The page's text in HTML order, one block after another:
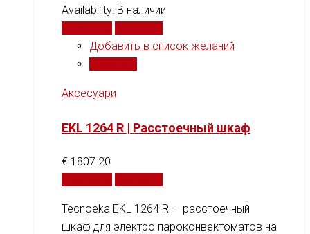
Availability: В наличии
Добавить в список желаний
Аксесуари
EKL 1264 R | Расстоечный шкаф
€ 1807.20
Tecnoeka EKL 1264 R — расстоечный
шкаф для электро пароконвектоматов на